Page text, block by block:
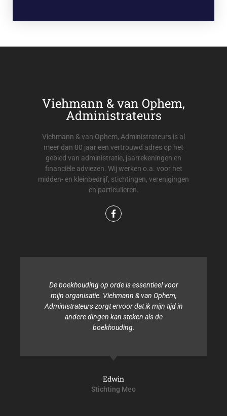
Viehmann & van Ophem,
Administrateurs
Viehmann & van Ophem, Administrateurs is al
meer dan 80 jaar een vertrouwd adres op het
gebied van administratie, jaarrekeningen en
financiële adviezen. Wij werken o.a. voor het
midden- en kleinbedrijf, stichtingen, verenigingen
en particulieren.
De boekhouding op orde is essentieel voor
mijn organisatie. Viehmann & van Ophem,
Administrateurs zorgt ervoor dat ik mijn tijd in
andere dingen kan steken als de
boekhouding.
Edwin
Stichting Meo